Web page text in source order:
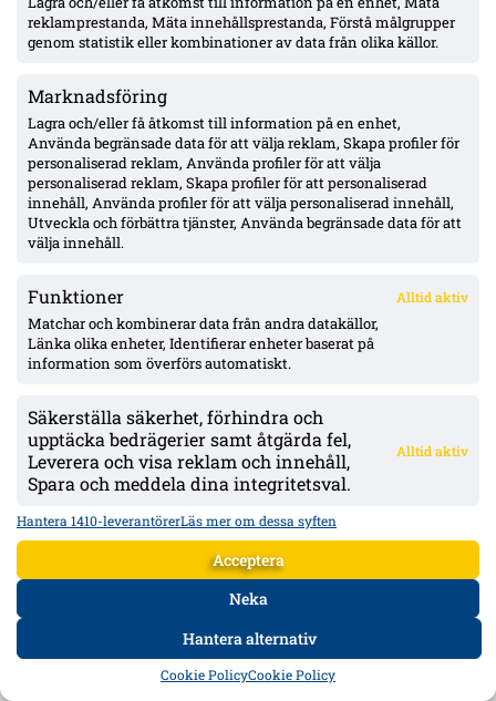
reklamprestanda, Mäta innehållsprestanda, Förstå målgrupper
genom statistik eller kombinationer av data från olika källor.
Marknadsföring
Lagra och/eller få åtkomst till information på en enhet,
Använda begränsade data för att välja reklam, Skapa profiler för
personaliserad reklam, Använda profiler för att välja
personaliserad reklam, Skapa profiler för att personaliserad
innehåll, Använda profiler för att välja personaliserad innehåll,
Utveckla och förbättra tjänster, Använda begränsade data för att
välja innehåll.
Funktioner Alltid aktiv
Matchar och kombinerar data från andra datakällor,
Länka olika enheter, Identifierar enheter baserat på
information som överförs automatiskt.
Säkerställa säkerhet, förhindra och
upptäcka bedrägerier samt åtgärda fel,
Leverera och visa reklam och innehåll,
Spara och meddela dina integritetsval.
Alltid aktiv
Hantera 1410-leverantörerLäs mer om dessa syften
Acceptera
Neka
Hantera alternativ
Cookie PolicyCookie Policy
IFK Göteborg trycker på säsongsfördel mot Gent – Heintz frisk och
startaktuell inför ECL-kvalet
Gent saknar matchrytm när ECL-kvalet inleds på Gamla Ullevi i kväll.
Tobias Heintz känner sig fräsch efter ljumskbekymmer och väntas
starta.
Djurgården lugnt i fönstret enligt Honkavaara – ”allt under kontroll”;
Tschoumy-Nana nära matchform, Asoro borta ”av en anledning”
värvningsfrågorna till Maximilian Hahn. Hyllar Filip Manojlovic,
bekräftar att Daryl Tschoumy-Nana närmar sig – och förklarar Joel
Asoros frånvaro med att han är borta "av en anledning".
DATA FORUM